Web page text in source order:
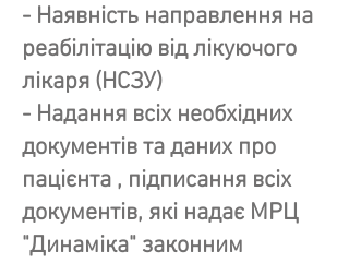
- Наявність направлення на
реабілітацію від лікуючого
лікаря (НСЗУ)
- Надання всіх необхідних
документів та даних про
пацієнта , підписання всіх
документів, які надає МРЦ
"Динаміка" законним